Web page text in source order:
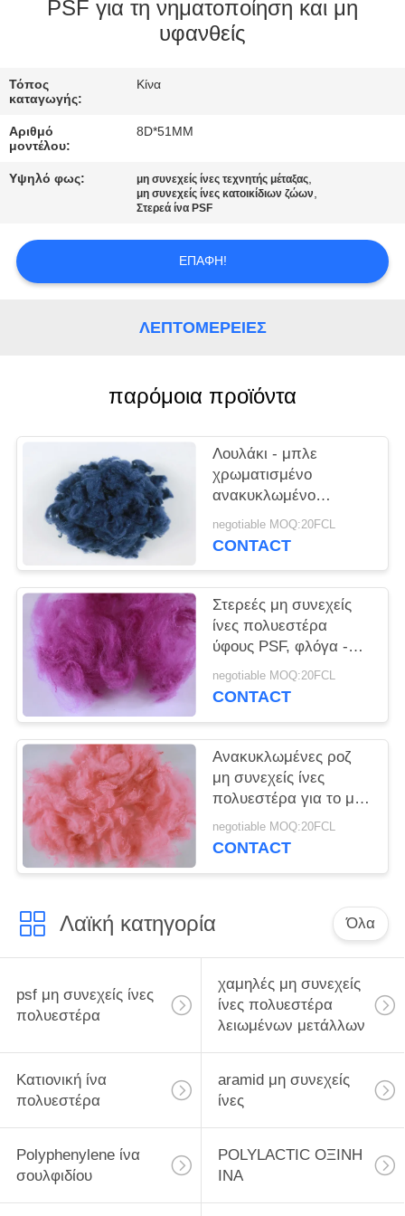
ΜΑΣ
ΕΛΆΤΕ
ΣΕ
ΜΕ
SITEMAP
PRIVACY
POLICY
PSF για τη νηματοποίηση και μη
υφανθείς
Τόπος
καταγωγής:
Κίνα
Αριθμό
μοντέλου:
8D*51MM
Υψηλό φως: μη συνεχείς ίνες τεχνητής μέταξας,
μη συνεχείς ίνες κατοικίδιων ζώων,
Στερεά ίνα PSF
ΕΠΑΦΉ!
ΛΕΠΤΟΜΈΡΕΙΕΣ
παρόμοια προϊόντα
Λουλάκι - μπλε
χρωματισμένο
ανακυκλωμένο
γδάρσιμο μη συνεχών
ινών πολυεστέρα -
negotiable MOQ:20FCL
CONTACT
Στερεές μη συνεχείς
ίνες πολυεστέρα
ύφους PSF, φλόγα -
ανακυκλωμένη
καθυστερών ίνα της
negotiable MOQ:20FCL
CONTACT
Ανακυκλωμένες ροζ
μη συνεχείς ίνες
πολυεστέρα για το μη
υφανθε'ν ύφασμα
στρωμάτων
negotiable MOQ:20FCL
CONTACT
Λαϊκή κατηγορία Όλα
psf μη συνεχείς ίνες
πολυεστέρα
χαμηλές μη συνεχείς
ίνες πολυεστέρα
λειωμένων μετάλλων
Κατιονική ίνα
πολυεστέρα
aramid μη συνεχείς
ίνες
Polyphenylene ίνα
σουλφιδίου
POLYLACTIC ΟΞΙΝΗ
ΙΝΑ